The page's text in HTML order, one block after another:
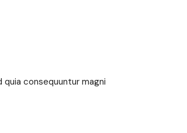
consequuntur magni